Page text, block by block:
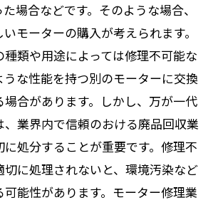
場合などです。そのような場合、
モーターの購入が考えられます。
類や用途によっては修理不可能な
な性能を持つ別のモーターに交換
合があります。しかし、万が一代
業界内で信頼のおける廃品回収業
処分することが重要です。修理不
に処理されないと、環境汚染など
能性があります。モーター修理業